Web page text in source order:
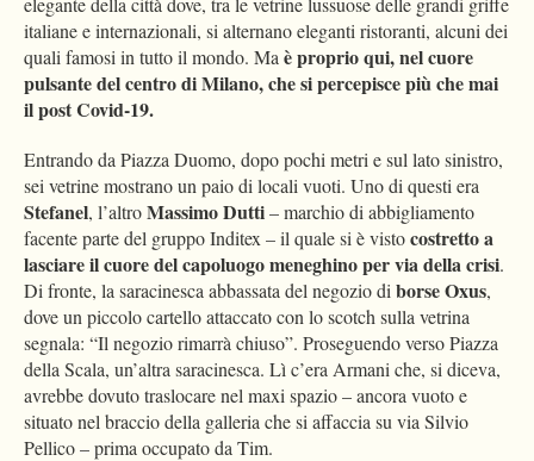
italiane e internazionali, si alternano eleganti ristoranti, alcuni dei
quali famosi in tutto il mondo. Ma è proprio qui, nel cuore
pulsante del centro di Milano, che si percepisce più che mai
il post Covid-19.
Entrando da Piazza Duomo, dopo pochi metri e sul lato sinistro,
sei vetrine mostrano un paio di locali vuoti. Uno di questi era
Stefanel, l’altroMassimo Dutti– marchio di abbigliamento
facente parte del gruppo Inditex – il quale si è vistocostretto a
lasciare il cuore del capoluogo meneghino per via della crisi.
Di fronte, la saracinesca abbassata del negozio di borse Oxus,
dove un piccolo cartello attaccato con lo scotch sulla vetrina
segnala: “Il negozio rimarrà chiuso”. Proseguendo verso Piazza
della Scala, un’altra saracinesca. Lì c’era Armani che, si diceva,
avrebbe dovuto traslocare nel maxi spazio – ancora vuoto e
situato nel braccio della galleria che si affaccia su via Silvio
Pellico – prima occupato da Tim.